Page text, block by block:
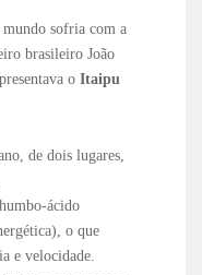
sofria com a
brasileiro João
oItaipu
de dois lugares,
ácido
o que
e velocidade.